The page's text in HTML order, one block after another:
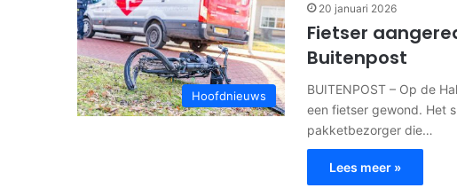
Hoofdnieuws
20 januari 2026
Fietser
Buitenpost
BUITENPOST – Op de
een fietser gewond. Het
pakketbezorger die…
Lees meer »